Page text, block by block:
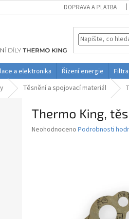
DOPRAVA A PLATBA
a elektronika Řízení energie
Těsnění a spojovací materiál
Thermo King,
Průměrné
Neohodnoceno Podrobnosti